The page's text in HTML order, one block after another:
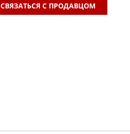
СВЯЗАТЬСЯ С ПРОДАВЦОМ